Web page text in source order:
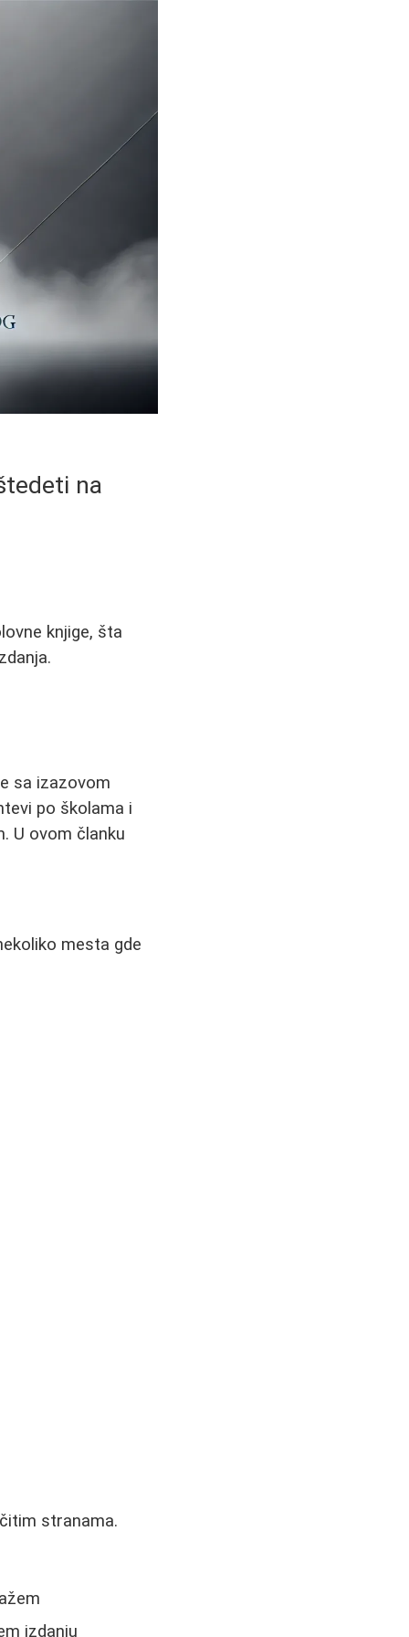
na
knjige, šta
sa izazovom
po školama i
U ovom članku
mesta gde
stranama.
izdanju